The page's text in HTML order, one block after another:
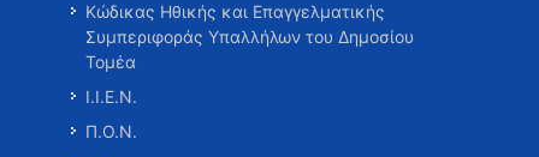
Κώδικας Ηθικής και Επαγγελματικής
Συμπεριφοράς Υπαλλήλων του Δημοσίου
Τομέα
Ι.Ι.Ε.Ν.
Π.Ο.Ν.